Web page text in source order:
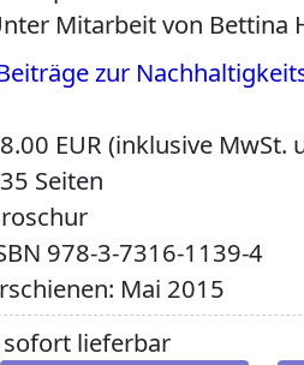
Mitarbeit von Bettina
zur
EUR (inklusive MwSt.
Seiten
978-3-7316-1139-4
Mai 2015
sofort lieferbar